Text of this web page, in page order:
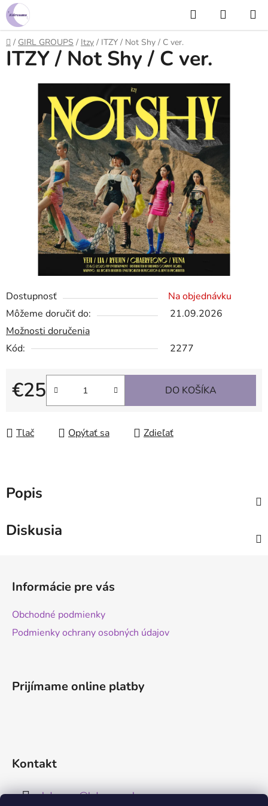
Prejsť
na
obsah
Hľadať
KOŠÍK
Domov
/ GIRL GROUPS / Itzy / ITZY / Not Shy / C ver.
Dostupnosť
Na objednávku
Môžeme doručiť do:
21.09.2026
Možnosti doručenia
Kód:
2277
€25
Jednotková cena:
DO KOŠÍKA
Tlač Opýtať sa Zdieľať
ITZY / Not Shy / C ver.
Popis
Diskusia
Informácie pre vás
Obchodné podmienky
Podmienky ochrany osobných údajov
Prijímame online platby
Kontakt
kdreams@kdreams.sk